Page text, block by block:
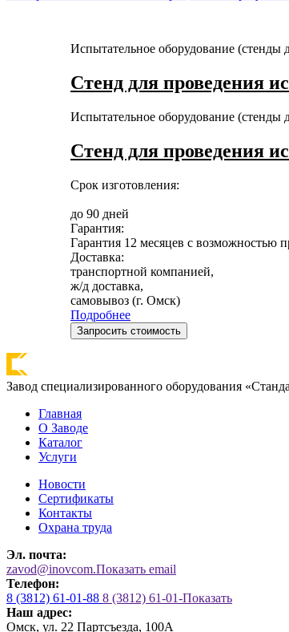
Испытательное оборудование (стенды
Стенд для проведения
Испытательное оборудование (стенды
Стенд для проведения
Срок изготовления:
до 90 дней
Гарантия:
Гарантия 12 месяцев с возможностью
Доставка:
транспортной компанией,
ж/д доставка,
самовывоз (г. Омск)
Подробнее
Запросить стоимость
Завод специализированного оборудования
Главная
О Заводе
Каталог
Услуги
Новости
Сертификаты
Контакты
Охрана труда
Эл. почта:
zavod@inovcom.Показать email
Телефон:
8 (3812) 61-01-88 8 (3812) 61-01-Показать
Наш адрес:
Омск, ул. 22 Партсъезда, 100А